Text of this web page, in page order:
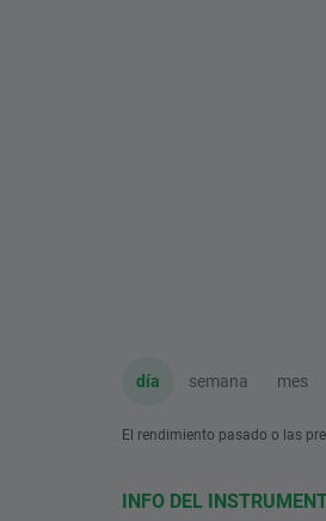
día semana mes
El rendimiento pasado o las
INFO DEL